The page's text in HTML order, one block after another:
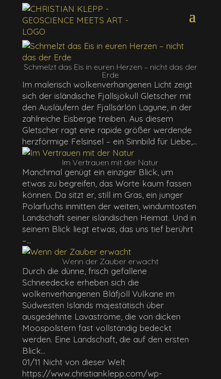
Schmelzt das Eis in euren Herzen – nicht das der
Erde
Im malerisch wolkenverhangenen Licht zeigt
sich der isländische Fjallsjökull Gletscher mit
den Ausläufern der Fjallsárlón Lagune, in der
zahlreiche Eisberge treiben. Aus diesem
Gletscher ragt eine rapide größer werdende
herzförmige Felsinsel – ein Sinnbild für Liebe,...
Im Vertrauen mit der Natur
Manchmal genügt ein einziger Blick, um
etwas zu begreifen, das Worte kaum fassen
können. Da sitzt er, still im Gras, ein junger
Polarfuchs inmitten der weiten, windumtosten
Landschaft seiner isländischen Heimat. Und in
seinem Blick liegt etwas, das uns tief berührt
–...
Wenn der Zauber erwacht
Durch die dünne, frisch gefallene
Schneedecke erheben sich die
wolkenverhangenen Bláfjöll Vulkane im
Südwesten Islands majestätisch über
ausgedehnte Lavaströme, die von dicken
Moospolstern fast vollständig bedeckt
werden. Eine Landschaft, die auf den ersten
Blick...
01/11 Nicht von dieser Welt
https://www.christianklepp.com/wp-